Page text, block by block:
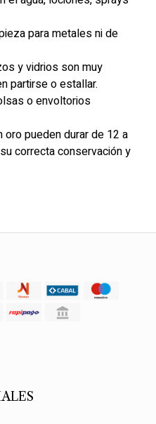
para metales ni de
y vidrios son muy
partirse o estallar.
o envoltorios
pueden durar de 12 a
correcta conservación y